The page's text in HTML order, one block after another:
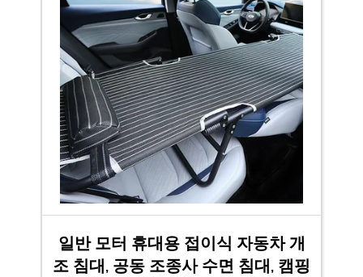
일반 모터 휴대용 접이식 자동차 개
조 침대, 공동 조종사 수면 침대, 캠핑